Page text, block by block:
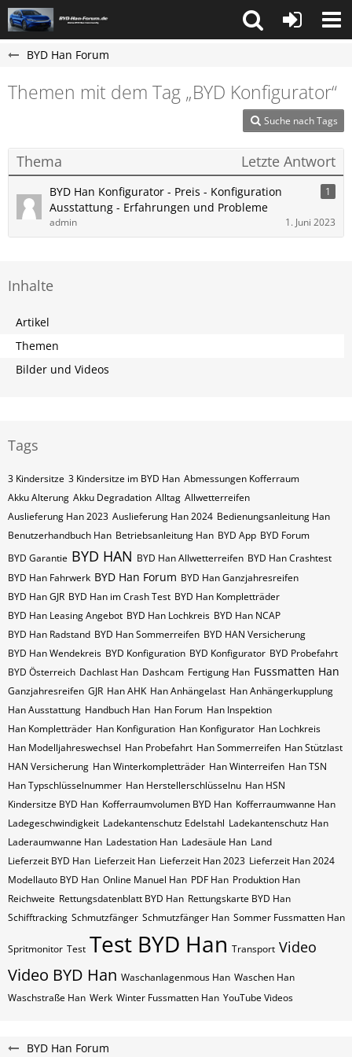
BYD Han Forum
Themen mit dem Tag „BYD Konfigurator“
Suche nach Tags
Thema Letzte Antwort
BYD Han Konfigurator - Preis - Konfiguration
Ausstattung - Erfahrungen und Probleme
1
admin 1. Juni 2023
Inhalte
Artikel
Themen
Bilder und Videos
Tags
3 Kindersitze 3 Kindersitze im BYD Han Abmessungen Kofferraum
Akku Alterung Akku Degradation Alltag Allwetterreifen
Auslieferung Han 2023 Auslieferung Han 2024 Bedienungsanleitung Han
Benutzerhandbuch Han Betriebsanleitung Han BYD App BYD Forum
BYD Garantie BYD HAN BYD Han Allwetterreifen BYD Han Crashtest
BYD Han Fahrwerk BYD Han Forum BYD Han Ganzjahresreifen
BYD Han GJR BYD Han im Crash Test BYD Han Kompletträder
BYD Han Leasing Angebot BYD Han Lochkreis BYD Han NCAP
BYD Han Radstand BYD Han Sommerreifen BYD HAN Versicherung
BYD Han Wendekreis BYD Konfiguration BYD Konfigurator BYD Probefahrt
BYD Österreich Dachlast Han Dashcam Fertigung Han Fussmatten Han
Ganzjahresreifen GJR Han AHK Han Anhängelast Han Anhängerkupplung
Han Ausstattung Handbuch Han Han Forum Han Inspektion
Han Kompletträder Han Konfiguration Han Konfigurator Han Lochkreis
Han Modelljahreswechsel Han Probefahrt Han Sommerreifen Han Stützlast
HAN Versicherung Han Winterkompletträder Han Winterreifen Han​​​​ TSN
Han​​​​ Typschlüsselnummer Han​​​​​ Herstellerschlüsselnu Han​​​​​ HSN
Kindersitze BYD Han Kofferraumvolumen BYD Han Kofferraumwanne Han
Ladegeschwindigkeit Ladekantenschutz Edelstahl Ladekantenschutz Han
Laderaumwanne Han Ladestation Han Ladesäule Han Land
Lieferzeit BYD Han Lieferzeit Han Lieferzeit Han 2023 Lieferzeit Han 2024
Modellauto BYD Han Online Manuel Han PDF Han Produktion Han
Reichweite Rettungsdatenblatt BYD Han Rettungskarte BYD Han
Schifftracking Schmutzfänger Schmutzfänger Han Sommer Fussmatten Han
Spritmonitor Test Test BYD Han Transport Video
Video BYD Han Waschanlagenmous Han Waschen Han
Waschstraße Han Werk Winter Fussmatten Han YouTube Videos
BYD Han Forum